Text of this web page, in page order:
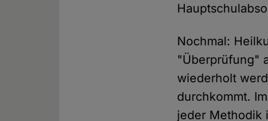
Nochmal:
"Überprüfung"
wiederholt
durchkommt.
jeder Methodik